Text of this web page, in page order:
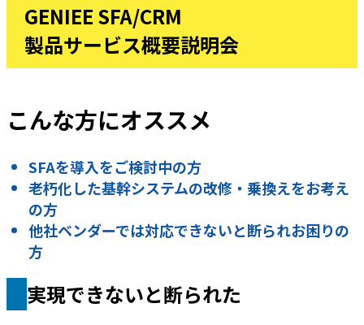
GENIEE SFA/CRM
製品サービス概要説明会
こんな方にオススメ
SFAを導入をご検討中の方
老朽化した基幹システムの改修・乗換えをお考え
の方
他社ベンダーでは対応できないと断られお困りの
方
実現できないと断られた